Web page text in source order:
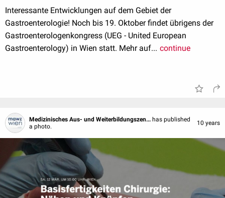
Interessante Entwicklungen auf dem Gebiet der
Gastroenterologie! Noch bis 19. Oktober findet übrigens der
Gastroenterologenkongress (UEG - United European
Gastroenterology) in Wien statt. Mehr auf... continue
Medizinisches Aus- und Weiterbildungszen... has published
a photo.
10 years